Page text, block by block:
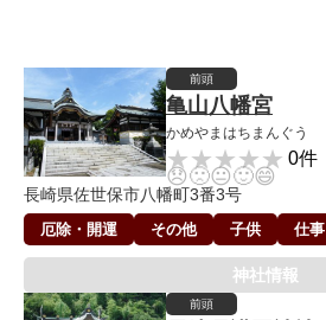
前頭
亀山八幡宮
かめやまはちまんぐう
★★★★★
★★★★★ 0件
😞🙁😐🙂😄
長崎県佐世保市八幡町3番3号
厄除・開運 その他 子供 仕事
神社情報
前頭